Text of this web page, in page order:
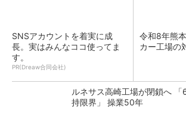
SNSアカウントを着実に成
長。実はみんなココ使ってま
す。
PR(Dreaw合同会社)
令和8年熊
カー工場の
ルネサス高崎工場が閉鎖へ
持限界」 操業50年